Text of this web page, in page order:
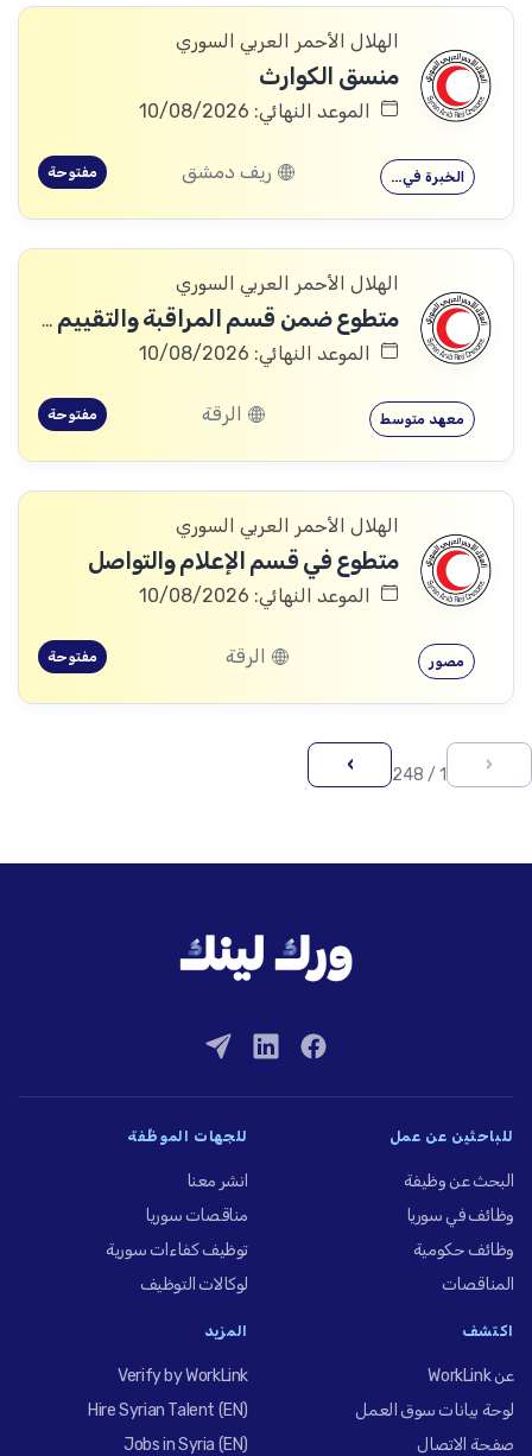
الهلال الأحمر العربي السوري
منسق الكوارث
الموعد النهائي: 10/08/2026
الخبرة في… ريف دمشق مفتوحة
الهلال الأحمر العربي السوري
متطوع ضمن قسم المراقبة والتقييم والتعلم (MEAL)
الموعد النهائي: 10/08/2026
معهد متوسط الرقة مفتوحة
الهلال الأحمر العربي السوري
متطوع في قسم الإعلام والتواصل
الموعد النهائي: 10/08/2026
مصور الرقة مفتوحة
‹
1 / 248
›
للباحثين عن عمل
البحث عن وظيفة
وظائف في سوريا
وظائف حكومية
المناقصات
للجهات الموظِّفة
انشر معنا
مناقصات سوريا
توظيف كفاءات سورية
لوكالات التوظيف
اكتشف
عن WorkLink
لوحة بيانات سوق العمل
صفحة الاتصال
المزيد
Verify by WorkLink
Hire Syrian Talent (EN)
Jobs in Syria (EN)